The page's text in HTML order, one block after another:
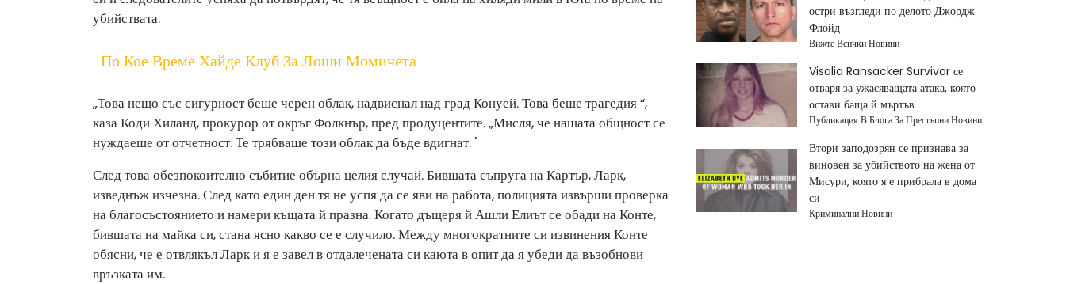
убийствата.
По Кое Време Хайде Клуб За Лоши Момичета
„Това нещо със сигурност беше черен облак, надвиснал над град Конуей. Това беше трагедия “,
каза Коди Хиланд, прокурор от окръг Фолкнър, пред продуцентите. „Мисля, че нашата общност се
нуждаеше от отчетност. Те трябваше този облак да бъде вдигнат. '
След това обезпокоително събитие обърна целия случай. Бившата съпруга на Картър, Ларк,
изведнъж изчезна. След като един ден тя не успя да се яви на работа, полицията извърши проверка
на благосъстоянието и намери къщата й празна. Когато дъщеря й Ашли Елиът се обади на Конте,
бившата на майка си, стана ясно какво се е случило. Между многократните си извинения Конте
обясни, че е отвлякъл Ларк и я е завел в отдалечената си каюта в опит да я убеди да възобнови
връзката им.
остри възгледи по делото Джордж
Флойд
Вижте Всички Новини
Visalia Ransacker Survivor се
отваря за ужасяващата атака, която
остави баща й мъртъв
Публикация В Блога За Престъпни Новини
Втори заподозрян се признава за
виновен за убийството на жена от
Мисури, която я е прибрала в дома
си
Криминални Новини